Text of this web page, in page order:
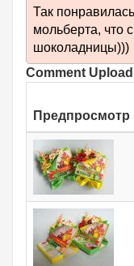
Так
мольберта, что
шоколадницы)))
Comment
Предпросмотр